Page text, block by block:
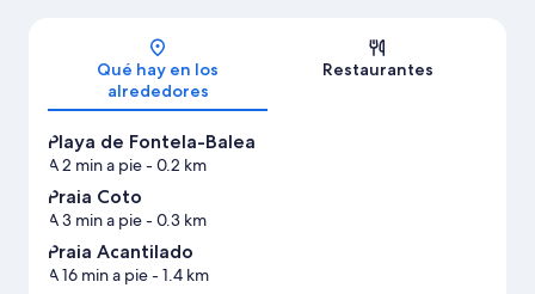
Qué hay en los
alrededores
Restaurantes
Playa de Fontela-Balea
A 2 min a pie- 0.2 km
Praia Coto
A 3 min a pie- 0.3 km
Praia Acantilado
A 16 min a pie- 1.4 km